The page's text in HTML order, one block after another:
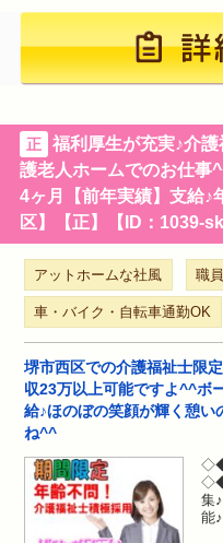
正
福利厚生が充実♪介
護老人ホームでのお仕事
4ヶ月【前年実績】支給♪
区】【正】【ID：1039-
アットホームな社風 職
車・バイク・自転車通勤OK
堺市西区での介護福祉士限
収23万以上可能ですよ^^ボ
給♪ほのぼの笑顔が輝く憩い
ね^^
◇◆
集
能